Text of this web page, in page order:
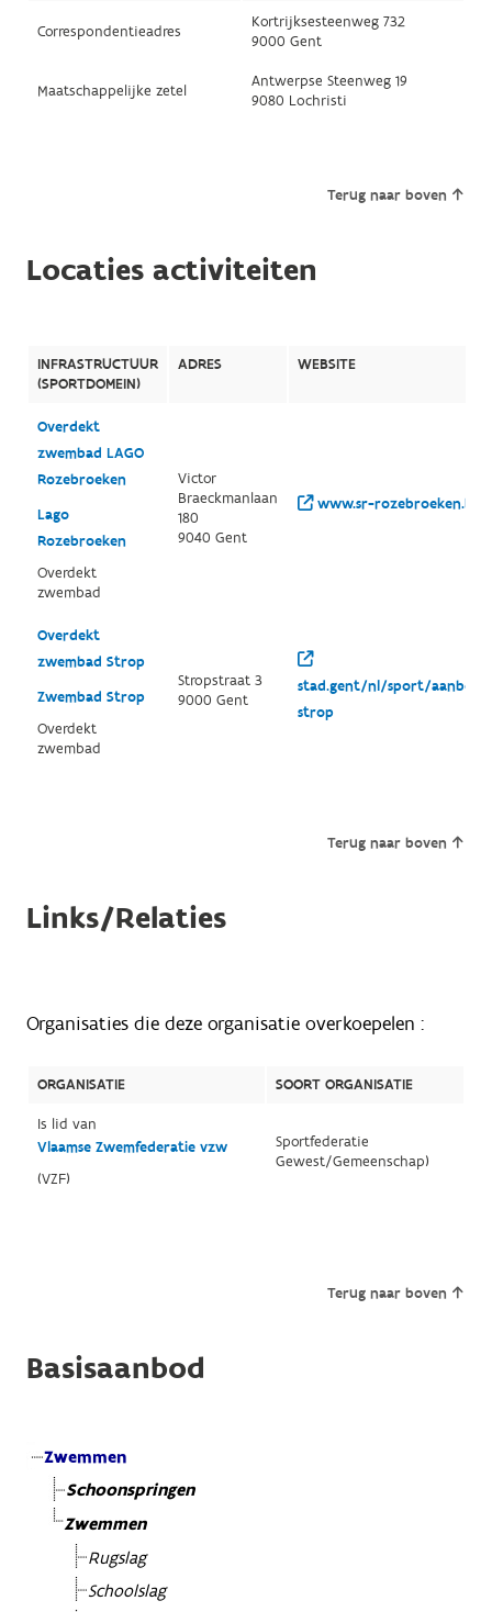
Correspondentieadres
Kortrijksesteenweg 732
9000 Gent
Maatschappelijke zetel
Antwerpse Steenweg 19
9080 Lochristi
Terug naar boven
Locaties activiteiten
INFRASTRUCTUUR
(SPORTDOMEIN)
ADRES WEBSITE
Overdekt
zwembad LAGO
Rozebroeken
Lago
Rozebroeken
Overdekt
zwembad
Victor
Braeckmanlaan
180
9040 Gent
www.sr-rozebroeken.be/
Overdekt
zwembad Strop
Zwembad Strop
Overdekt
zwembad
Stropstraat 3
9000 Gent
stad.gent/nl/sport/
strop
Terug naar boven
Links/Relaties
Organisaties die deze organisatie overkoepelen :
ORGANISATIE
SOORT ORGANISATIE
Is lid van
Vlaamse Zwemfederatie vzw
(VZF)
Sportfederatie
Gewest/Gemeenschap)
Terug naar boven
Basisaanbod
Zwemmen
Schoonspringen
Zwemmen
Rugslag
Schoolslag